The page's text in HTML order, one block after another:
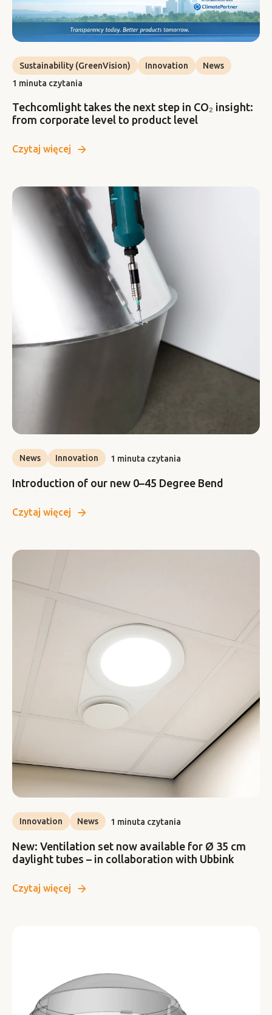
Sustainability (GreenVision) Innovation
News
1 minuta czytania
Techcomlight takes the next step in CO₂ insight:
from corporate level to product level
Czytaj więcej
News Innovation 1 minuta czytania
Introduction of our new 0–45 Degree Bend
Czytaj więcej
Innovation News 1 minuta czytania
New: Ventilation set now available for Ø 35 cm
daylight tubes – in collaboration with Ubbink
Czytaj więcej